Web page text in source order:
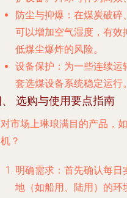
防尘与抑爆 ：在煤炭破
可以增加空气湿度，有
低煤尘爆炸的风险。
设备保护 ：为一些连续
套选煤设备系统稳定运行。
选购与使用要点指南
市场上琳琅满目的产品，
？
明确需求 ：首先确认每
地（如船用、陆用）的环